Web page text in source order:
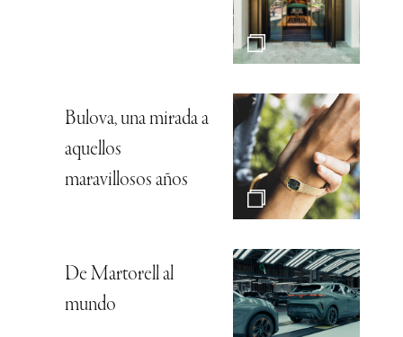
Bulova, una mirada a
aquellos
maravillosos años
De Martorell al
mundo